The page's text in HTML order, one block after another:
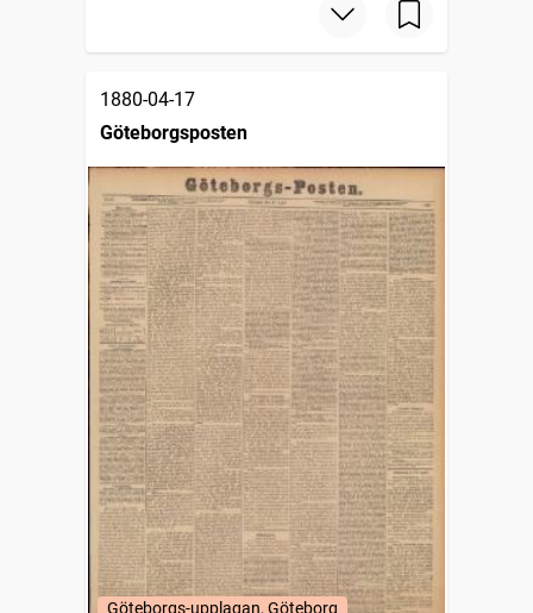
1880-04-17
Göteborgsposten
Göteborgs-upplagan, Göteborg